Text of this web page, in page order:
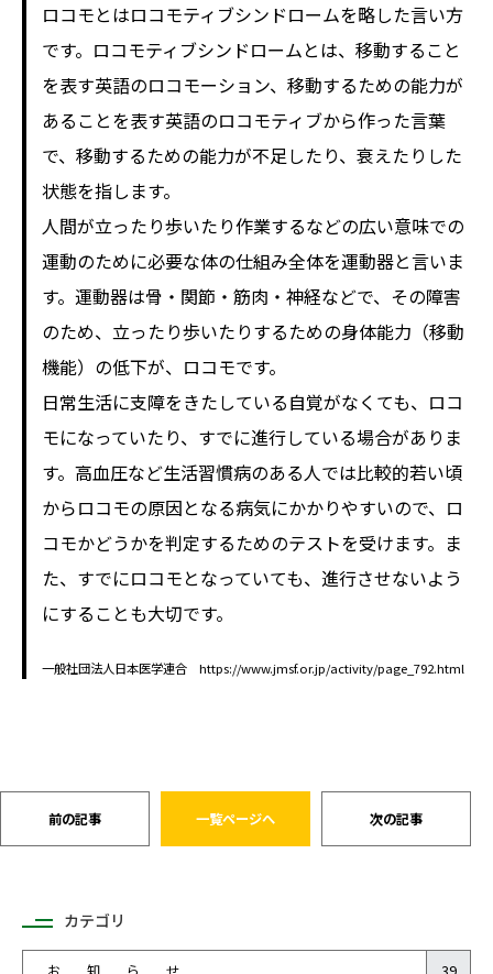
ロコモとはロコモティブシンドロームを略した言い方
です。ロコモティブシンドロームとは、移動すること
を表す英語のロコモーション、移動するための能力が
あることを表す英語のロコモティブから作った言葉
で、移動するための能力が不足したり、衰えたりした
状態を指します。
人間が立ったり歩いたり作業するなどの広い意味での
運動のために必要な体の仕組み全体を運動器と言いま
す。運動器は骨・関節・筋肉・神経などで、その障害
のため、立ったり歩いたりするための身体能力（移動
機能）の低下が、ロコモです。
日常生活に支障をきたしている自覚がなくても、ロコ
モになっていたり、すでに進行している場合がありま
す。高血圧など生活習慣病のある人では比較的若い頃
からロコモの原因となる病気にかかりやすいので、ロ
コモかどうかを判定するためのテストを受けます。ま
た、すでにロコモとなっていても、進行させないよう
にすることも大切です。
一般社団法人日本医学連合 https://www.jmsf.or.jp/activity/page_792.html
前の記事 一覧ページへ 次の記事
カテゴリ